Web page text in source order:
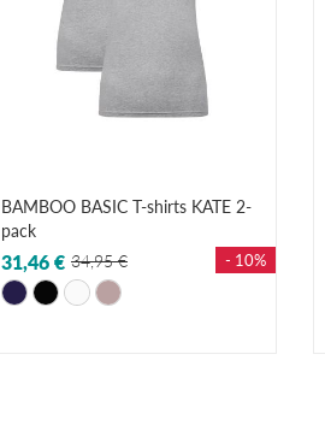
BAMBOO BASIC T-shirts KATE 2-
pack
31,46 € 34,95 € - 10%